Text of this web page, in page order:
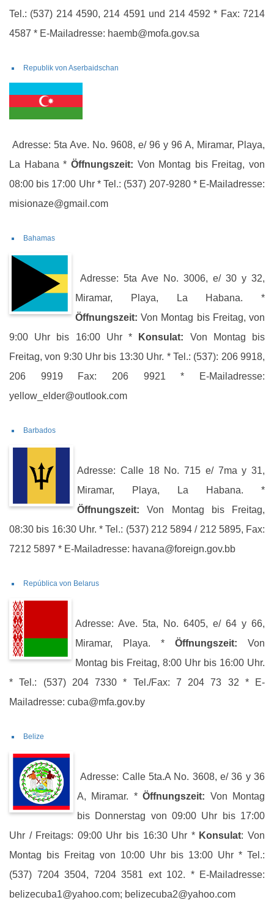
Tel.: (537) 214 4590, 214 4591 und 214 4592 * Fax: 7214
4587 * E-Mailadresse: haemb@mofa.gov.sa
Republik von Aserbaidschan
Adresse: 5ta Ave. No. 9608, e/ 96 y 96 A, Miramar, Playa,
La Habana * Öffnungszeit: Von Montag bis Freitag, von
08:00 bis 17:00 Uhr * Tel.: (537) 207-9280 * E-Mailadresse:
misionaze@gmail.com
Bahamas
Adresse: 5ta Ave No. 3006, e/ 30 y 32,
Miramar, Playa, La Habana. *
Öffnungszeit: Von Montag bis Freitag, von
9:00 Uhr bis 16:00 Uhr *
Konsulat: Von Montag bis
Freitag, von 9:30 Uhr bis 13:30 Uhr. * Tel.: (537): 206 9918,
206 9919 Fax: 206 9921 * E-Mailadresse:
yellow_elder@outlook.com
Barbados
Adresse: Calle 18 No. 715 e/ 7ma y 31,
Miramar, Playa, La Habana. *
Öffnungszeit: Von Montag bis Freitag,
08:30 bis 16:30 Uhr. * Tel.: (537) 212 5894 / 212 5895, Fax:
7212 5897 * E-Mailadresse: havana@foreign.gov.bb
República von Belarus
Adresse: Ave. 5ta, No. 6405, e/ 64 y 66,
Miramar, Playa. * Öffnungszeit: Von
Montag bis Freitag, 8:00 Uhr bis 16:00 Uhr.
* Tel.: (537) 204 7330 * Tel./Fax: 7 204 73 32 * E-
Mailadresse: cuba@mfa.gov.by
Belize
Adresse: Calle 5ta.A No. 3608, e/ 36 y 36
A, Miramar. *Öffnungszeit: Von Montag
bis Donnerstag von 09:00 Uhr bis 17:00
Uhr / Freitags: 09:00 Uhr bis 16:30 Uhr * Konsulat: Von
Montag bis Freitag von 10:00 Uhr bis 13:00 Uhr * Tel.:
(537) 7204 3504, 7204 3581 ext 102. * E-Mailadresse:
belizecuba1@yahoo.com; belizecuba2@yahoo.com